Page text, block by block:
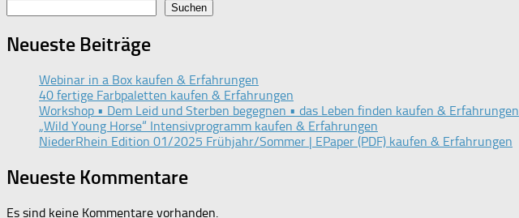
Suchen
Neueste Beiträge
Webinar in a Box kaufen & Erfahrungen
40 fertige Farbpaletten kaufen & Erfahrungen
Workshop • Dem Leid und Sterben begegnen • das Leben finden kaufen & Erfahrungen
„Wild Young Horse“ Intensivprogramm kaufen & Erfahrungen
NiederRhein Edition 01/2025 Frühjahr/Sommer | EPaper (PDF) kaufen & Erfahrungen
Neueste Kommentare
Es sind keine Kommentare vorhanden.